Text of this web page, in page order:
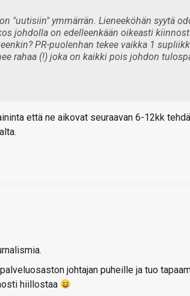
"uutisiin" ymmärrän. Lieneeköhän syytä
johdolla on edelleenkään oikeasti
PR-puolenhan tekee vaikka 1
rahaa (!) joka on kaikki pois johdon
että ne aikovat seuraavan 6-12kk
johtajan puheille ja tuo
hiillostaa